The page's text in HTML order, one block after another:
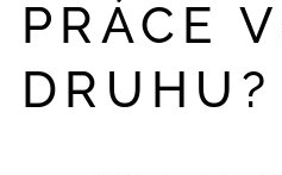
PRÁCE
DRUHU?